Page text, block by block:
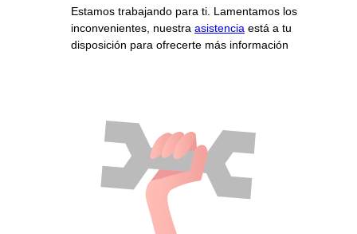
Estamos trabajando para ti. Lamentamos los
inconvenientes, nuestra asistencia está a tu
disposición para ofrecerte más información